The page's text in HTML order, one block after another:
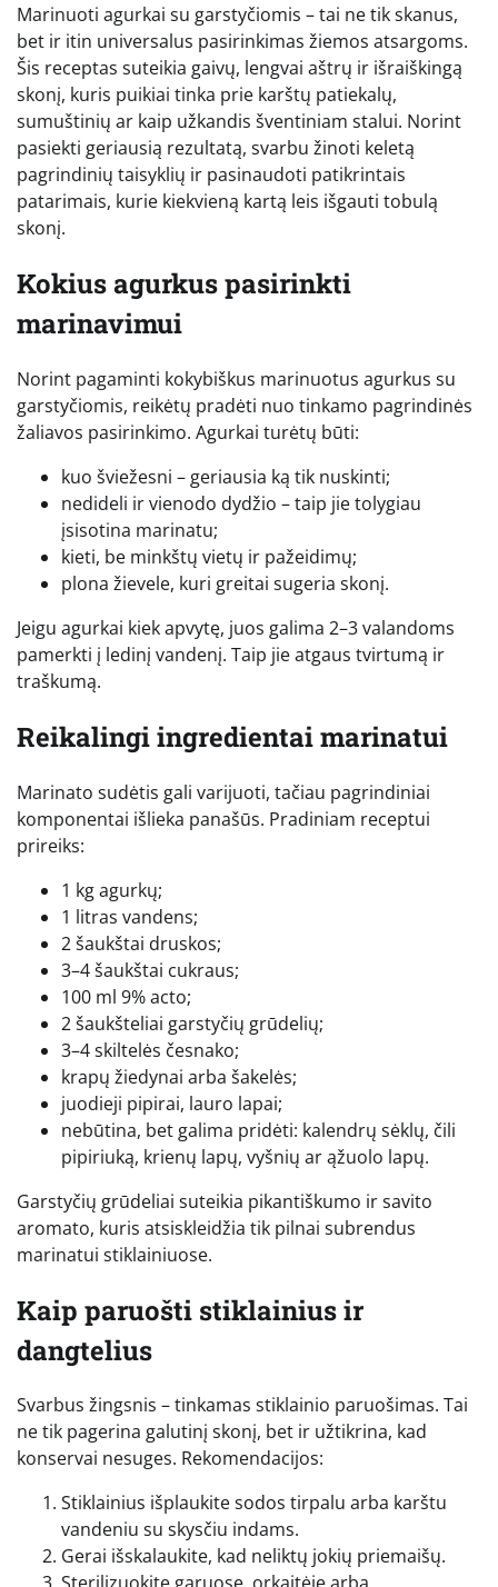
Marinuoti agurkai su garstyčiomis – tai ne tik skanus,
bet ir itin universalus pasirinkimas žiemos atsargoms.
Šis receptas suteikia gaivų, lengvai aštrų ir išraiškingą
skonį, kuris puikiai tinka prie karštų patiekalų,
sumuštinių ar kaip užkandis šventiniam stalui. Norint
pasiekti geriausią rezultatą, svarbu žinoti keletą
pagrindinių taisyklių ir pasinaudoti patikrintais
patarimais, kurie kiekvieną kartą leis išgauti tobulą
skonį.
Kokius agurkus pasirinkti
marinavimui
Norint pagaminti kokybiškus marinuotus agurkus su
garstyčiomis, reikėtų pradėti nuo tinkamo pagrindinės
žaliavos pasirinkimo. Agurkai turėtų būti:
kuo šviežesni – geriausia ką tik nuskinti;
nedideli ir vienodo dydžio – taip jie tolygiau
įsisotina marinatu;
kieti, be minkštų vietų ir pažeidimų;
plona žievele, kuri greitai sugeria skonį.
Jeigu agurkai kiek apvytę, juos galima 2–3 valandoms
pamerkti į ledinį vandenį. Taip jie atgaus tvirtumą ir
traškumą.
Reikalingi ingredientai marinatui
Marinato sudėtis gali varijuoti, tačiau pagrindiniai
komponentai išlieka panašūs. Pradiniam receptui
prireiks:
1 kg agurkų;
1 litras vandens;
2 šaukštai druskos;
3–4 šaukštai cukraus;
100 ml 9% acto;
2 šaukšteliai garstyčių grūdelių;
3–4 skiltelės česnako;
krapų žiedynai arba šakelės;
juodieji pipirai, lauro lapai;
nebūtina, bet galima pridėti: kalendrų sėklų, čili
pipiriuką, krienų lapų, vyšnių ar ąžuolo lapų.
Garstyčių grūdeliai suteikia pikantiškumo ir savito
aromato, kuris atsiskleidžia tik pilnai subrendus
marinatui stiklainiuose.
Kaip paruošti stiklainius ir
dangtelius
Svarbus žingsnis – tinkamas stiklainio paruošimas. Tai
ne tik pagerina galutinį skonį, bet ir užtikrina, kad
konservai nesuges. Rekomendacijos:
Stiklainius išplaukite sodos tirpalu arba karštu
vandeniu su skysčiu indams.
Gerai išskalaukite, kad neliktų jokių priemaišų.